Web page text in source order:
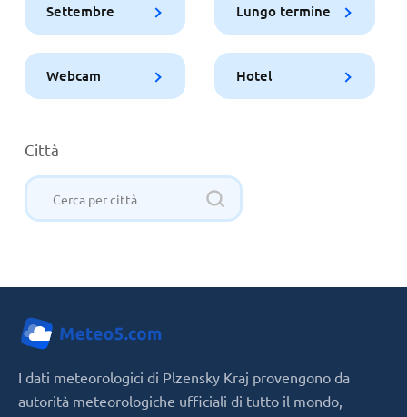
Settembre Lungo termine
Webcam Hotel
Città
I dati meteorologici di Plzensky Kraj provengono da
autorità meteorologiche ufficiali di tutto il mondo,